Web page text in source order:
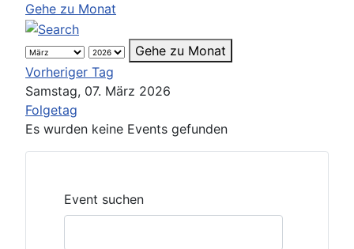
Gehe zu Monat
Gehe zu Monat
Vorheriger Tag
Samstag, 07. März 2026
Folgetag
Es wurden keine Events gefunden
Event suchen